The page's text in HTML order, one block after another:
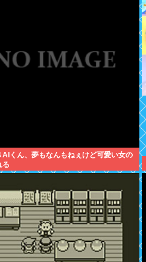
AIくん、夢もなんもねぇけど可愛い女の
る